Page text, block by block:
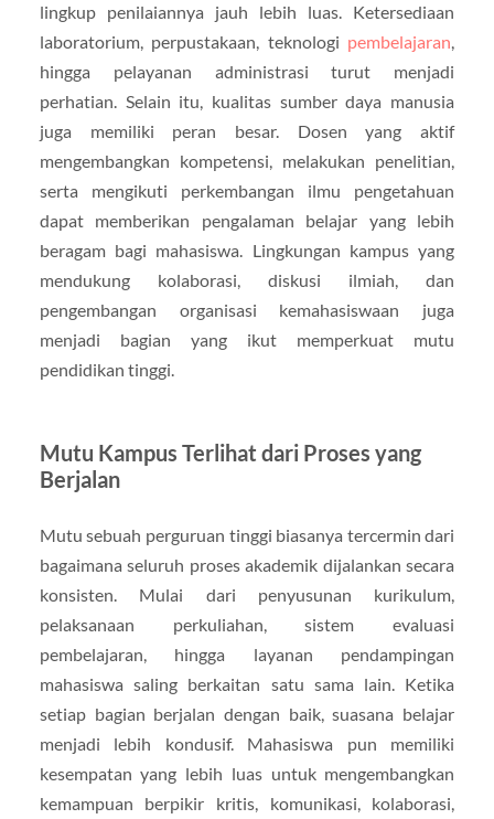
lingkup penilaiannya jauh lebih luas. Ketersediaan
laboratorium, perpustakaan, teknologi pembelajaran,
hingga pelayanan administrasi turut menjadi
perhatian. Selain itu, kualitas sumber daya manusia
juga memiliki peran besar. Dosen yang aktif
mengembangkan kompetensi, melakukan penelitian,
serta mengikuti perkembangan ilmu pengetahuan
dapat memberikan pengalaman belajar yang lebih
beragam bagi mahasiswa. Lingkungan kampus yang
mendukung kolaborasi, diskusi ilmiah, dan
pengembangan organisasi kemahasiswaan juga
menjadi bagian yang ikut memperkuat mutu
pendidikan tinggi.
Mutu Kampus Terlihat dari Proses yang
Berjalan
Mutu sebuah perguruan tinggi biasanya tercermin dari
bagaimana seluruh proses akademik dijalankan secara
konsisten. Mulai dari penyusunan kurikulum,
pelaksanaan perkuliahan, sistem evaluasi
pembelajaran, hingga layanan pendampingan
mahasiswa saling berkaitan satu sama lain. Ketika
setiap bagian berjalan dengan baik, suasana belajar
menjadi lebih kondusif. Mahasiswa pun memiliki
kesempatan yang lebih luas untuk mengembangkan
kemampuan berpikir kritis, komunikasi, kolaborasi,